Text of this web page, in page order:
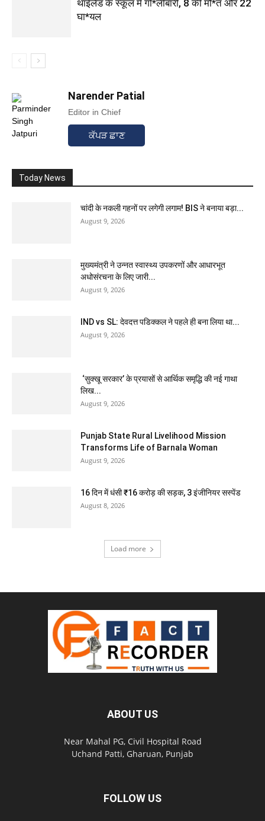
थाईलैंड के स्कूल में गो*लीबारी, 8 की मौ*त और 22
घा*यल
Narender Patial
Editor in Chief
ਕੱਪੜ ਛਾਣ
Today News
चांदी के नकली गहनों पर लगेगी लगाम! BIS ने बनाया बड़ा...
August 9, 2026
मुख्यमंत्री ने उन्नत स्वास्थ्य उपकरणों और आधारभूत
अधोसंरचना के लिए जारी...
August 9, 2026
IND vs SL: देवदत्त पडिक्कल ने पहले ही बना लिया था...
August 9, 2026
‘सुक्खू सरकार’ के प्रयासों से आर्थिक समृद्धि की नई गाथा
लिख...
August 9, 2026
Punjab State Rural Livelihood Mission
Transforms Life of Barnala Woman
August 9, 2026
16 दिन में धंसी ₹16 करोड़ की सड़क, 3 इंजीनियर सस्पेंड
August 8, 2026
Load more
ABOUT US
Near Mahal PG, Civil Hospital Road
Uchand Patti, Gharuan, Punjab
FOLLOW US